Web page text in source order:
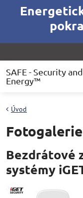
SAFE - Security
Energy™
Úvod
Fotogalerie
Bezdrátové
systémy